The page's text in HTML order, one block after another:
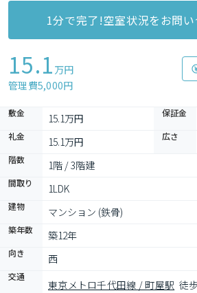
1分で完了!空室状況をお問
15.1 万円
管理費5,000円
敷金 15.1万円 保証金
礼金 15.1万円 広さ
階数 1階 / 3階建
間取り 1LDK
建物 マンション (鉄骨)
築年数 築12年
向き 西
交通
東京メトロ千代田線 / 町屋駅 徒